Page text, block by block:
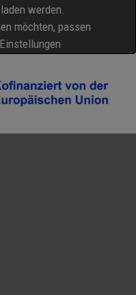
werden.
möchten, passen